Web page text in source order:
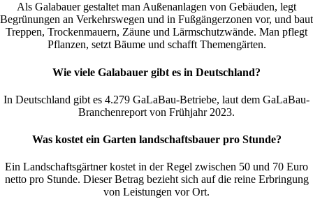
Als Galabauer gestaltet man Außenanlagen von Gebäuden, legt
Begrünungen an Verkehrswegen und in Fußgängerzonen vor, und baut
Treppen, Trockenmauern, Zäune und Lärmschutzwände. Man pflegt
Pflanzen, setzt Bäume und schafft Themengärten.
Wie viele Galabauer gibt es in Deutschland?
In Deutschland gibt es 4.279 GaLaBau-Betriebe, laut dem GaLaBau-
Branchenreport von Frühjahr 2023.
Was kostet ein Garten landschaftsbauer pro Stunde?
Ein Landschaftsgärtner kostet in der Regel zwischen 50 und 70 Euro
netto pro Stunde. Dieser Betrag bezieht sich auf die reine Erbringung
von Leistungen vor Ort.